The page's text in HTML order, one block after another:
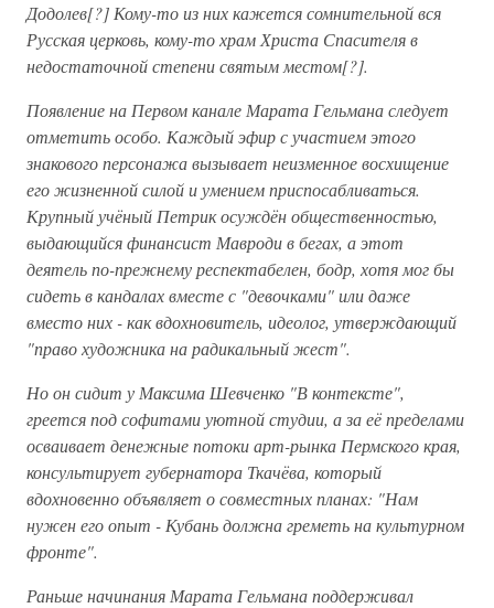
Додолев[?] Кому-то из них кажется сомнительной вся
Русская церковь, кому-то храм Христа Спасителя в
недостаточной степени святым местом[?].
Появление на Первом канале Марата Гельмана следует
отметить особо. Каждый эфир с участием этого
знакового персонажа вызывает неизменное восхищение
его жизненной силой и умением приспосабливаться.
Крупный учёный Петрик осуждён общественностью,
выдающийся финансист Мавроди в бегах, а этот
деятель по-прежнему респектабелен, бодр, хотя мог бы
сидеть в кандалах вместе с "девочками" или даже
вместо них - как вдохновитель, идеолог, утверждающий
"право художника на радикальный жест".
Но он сидит у Максима Шевченко "В контексте",
греется под софитами уютной студии, а за её пределами
осваивает денежные потоки арт-рынка Пермского края,
консультирует губернатора Ткачёва, который
вдохновенно объявляет о совместных планах: "Нам
нужен его опыт - Кубань должна греметь на культурном
фронте".
Раньше начинания Марата Гельмана поддерживал